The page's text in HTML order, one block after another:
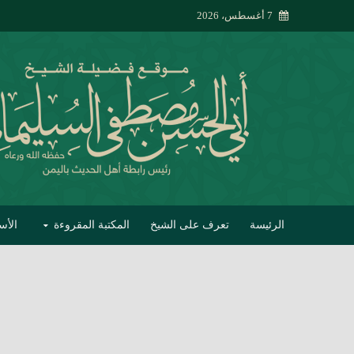
7 أغسطس، 2026
الرئيسة تعرف على الشيخ المكتبة المقروءة